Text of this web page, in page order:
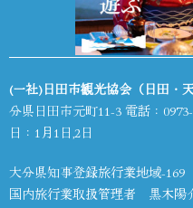
(一社)日田市観光協会（日田・
分県日田市元町11-3 電話：
日：1月1日,2日
大分県知事登録旅行業地域-169
国内旅行業取扱管理者 黒木陽